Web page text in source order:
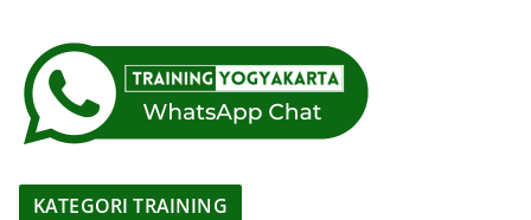
KATEGORI TRAINING